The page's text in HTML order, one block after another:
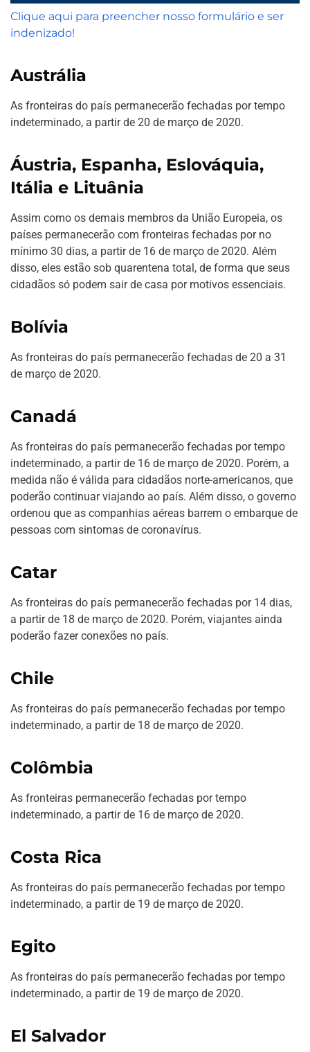
Clique aqui para preencher nosso formulário e ser
indenizado!
Austrália
As fronteiras do país permanecerão fechadas por tempo
indeterminado, a partir de 20 de março de 2020.
Áustria, Espanha, Eslováquia,
Itália e Lituânia
Assim como os demais membros da União Europeia, os
países permanecerão com fronteiras fechadas por no
mínimo 30 dias, a partir de 16 de março de 2020. Além
disso, eles estão sob quarentena total, de forma que seus
cidadãos só podem sair de casa por motivos essenciais.
Bolívia
As fronteiras do país permanecerão fechadas de 20 a 31
de março de 2020.
Canadá
As fronteiras do país permanecerão fechadas por tempo
indeterminado, a partir de 16 de março de 2020. Porém, a
medida não é válida para cidadãos norte-americanos, que
poderão continuar viajando ao país. Além disso, o governo
ordenou que as companhias aéreas barrem o embarque de
pessoas com sintomas de coronavírus.
Catar
As fronteiras do país permanecerão fechadas por 14 dias,
a partir de 18 de março de 2020. Porém, viajantes ainda
poderão fazer conexões no país.
Chile
As fronteiras do país permanecerão fechadas por tempo
indeterminado, a partir de 18 de março de 2020.
Colômbia
As fronteiras permanecerão fechadas por tempo
indeterminado, a partir de 16 de março de 2020.
Costa Rica
As fronteiras do país permanecerão fechadas por tempo
indeterminado, a partir de 19 de março de 2020.
Egito
As fronteiras do país permanecerão fechadas por tempo
indeterminado, a partir de 19 de março de 2020.
El Salvador